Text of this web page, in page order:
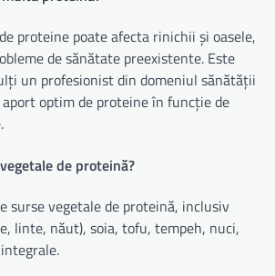
proteine poate afecta rinichii și oasele,
de sănătate preexistente. Este
un profesionist din domeniul sănătății
optim de proteine în funcție de
de proteină?
surse vegetale de proteină, inclusiv
linte, năut), soia, tofu, tempeh, nuci,